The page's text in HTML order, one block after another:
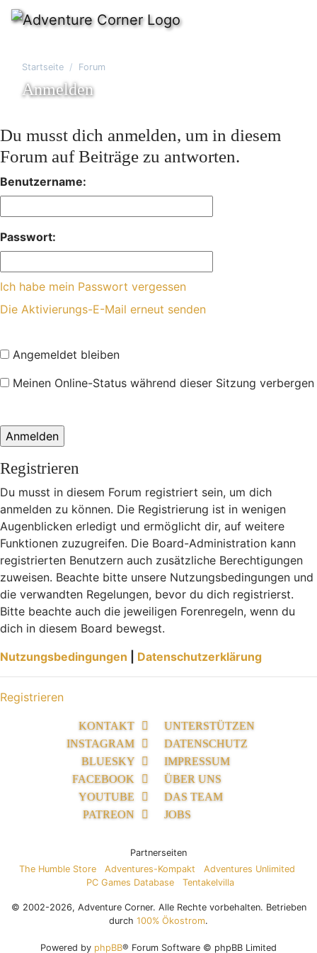
Startseite Forum
Anmelden
Du musst dich anmelden, um in diesem
Forum auf Beiträge zu antworten.
Benutzername:
Passwort:
Ich habe mein Passwort vergessen
Die Aktivierungs-E-Mail erneut senden
Angemeldet bleiben
Meinen Online-Status während dieser Sitzung verbergen
Registrieren
Du musst in diesem Forum registriert sein, um dich
anmelden zu können. Die Registrierung ist in wenigen
Augenblicken erledigt und ermöglicht dir, auf weitere
Funktionen zuzugreifen. Die Board-Administration kann
registrierten Benutzern auch zusätzliche Berechtigungen
zuweisen. Beachte bitte unsere Nutzungsbedingungen und
die verwandten Regelungen, bevor du dich registrierst.
Bitte beachte auch die jeweiligen Forenregeln, wenn du
dich in diesem Board bewegst.
Nutzungsbedingungen
Datenschutzerklärung
Registrieren
KONTAKT
INSTAGRAM
BLUESKY
FACEBOOK
YOUTUBE
PATREON
UNTERSTÜTZEN
DATENSCHUTZ
IMPRESSUM
ÜBER UNS
DAS TEAM
JOBS
Partnerseiten
The Humble Store
Adventures-Kompakt
Adventures Unlimited
PC Games Database
Tentakelvilla
© 2002-2026, Adventure Corner. Alle Rechte vorbehalten. Betrieben
durch 100% Ökostrom.
Powered by phpBB® Forum Software © phpBB Limited